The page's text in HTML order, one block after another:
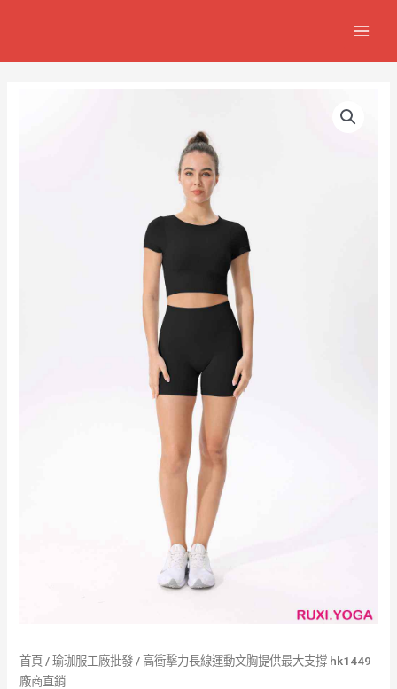
首頁 /瑜珈服工廠批發 / 高衝擊力長線運動文胸提供最大支撐 hk1449
廠商直銷